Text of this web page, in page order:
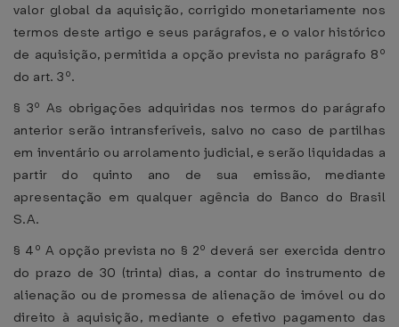
valor global da aquisição, corrigido monetariamente nos
termos deste artigo e seus parágrafos, e o valor histórico
de aquisição, permitida a opção prevista no parágrafo 8º
do art. 3º.
§ 3º As obrigações adquiridas nos termos do parágrafo
anterior serão intransferíveis, salvo no caso de partilhas
em inventário ou arrolamento judicial, e serão liquidadas a
partir do quinto ano de sua emissão, mediante
apresentação em qualquer agência do Banco do Brasil
S.A.
§ 4º A opção prevista no § 2º deverá ser exercida dentro
do prazo de 30 (trinta) dias, a contar do instrumento de
alienação ou de promessa de alienação de imóvel ou do
direito à aquisição, mediante o efetivo pagamento das